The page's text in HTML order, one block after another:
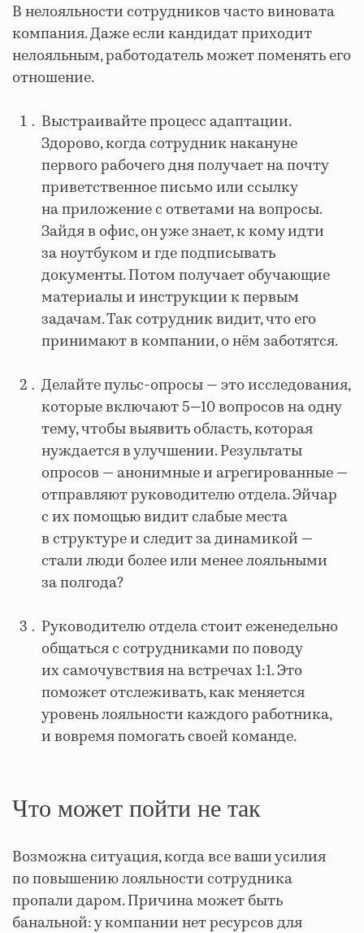
В нелояльности сотрудников часто виновата
компания. Даже если кандидат приходит
нелояльным, работодатель может поменять его
отношение.
Выстраивайте процесс адаптации.
Здорово, когда сотрудник накануне
первого рабочего дня получает на почту
приветственное письмо или ссылку
на приложение с ответами на вопросы.
Зайдя в офис, он уже знает, к кому идти
за ноутбуком и где подписывать
документы. Потом получает обучающие
материалы и инструкции к первым
задачам. Так сотрудник видит, что его
принимают в компании, о нём заботятся.
Делайте пульс-опросы — это исследования,
которые включают 5—10 вопросов на одну
тему, чтобы выявить область, которая
нуждается в улучшении. Результаты
опросов — анонимные и агрегированные —
отправляют руководителю отдела. Эйчар
с их помощью видит слабые места
в структуре и следит за динамикой —
стали люди более или менее лояльными
за полгода?
Руководителю отдела стоит еженедельно
общаться с сотрудниками по поводу
их самочувствия на встречах 1:1. Это
поможет отслеживать, как меняется
уровень лояльности каждого работника,
и вовремя помогать своей команде.
Что может пойти не так
Возможна ситуация, когда все ваши усилия
по повышению лояльности сотрудника
пропали даром. Причина может быть
банальной: у компании нет ресурсов для